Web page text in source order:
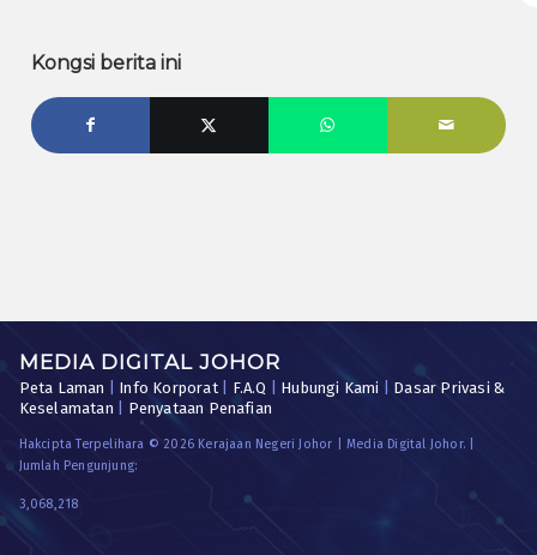
Kongsi berita ini
MEDIA DIGITAL JOHOR
Peta Laman Info Korporat| F.A.Q Hubungi Kami
Dasar Privasi &
Keselamatan
Penyataan Penafian
Hakcipta Terpelihara © 2026 Kerajaan Negeri Johor | Media Digital Johor. |
Jumlah Pengunjung:
3,068,218